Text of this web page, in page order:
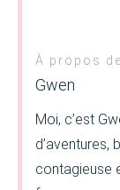
À propos
Gwen
Moi, c’est
d’aventures,
contagieuse